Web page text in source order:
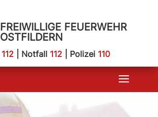
FREIWILLIGE FEUERWEHR
OSTFILDERN
112| Notfall 112| Polizei 110